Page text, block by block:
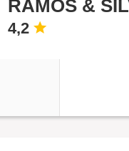
RAMOS &
4,2